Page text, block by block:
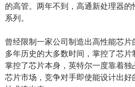
的高管。两年不到，高通新处理器
系列。
曾经限制一家公司制造出高性能芯
多年历史的大多数时间，掌控了芯
掌控了芯片本身，英特尔一度靠着独
芯片市场，竞争对手即使能设计出